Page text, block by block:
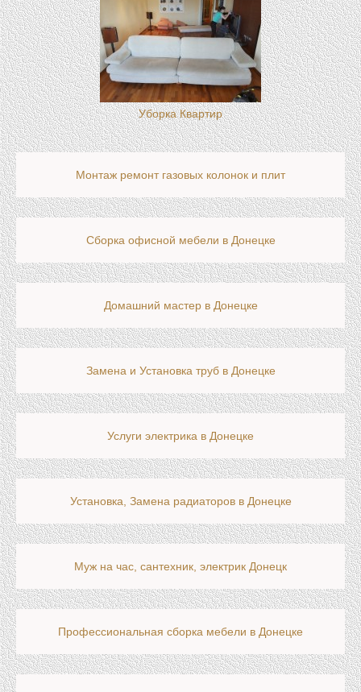
Уборка Квартир
Монтаж ремонт газовых колонок и плит
Сборка офисной мебели в Донецке
Домашний мастер в Донецке
Замена и Установка труб в Донецке
Услуги электрика в Донецке
Установка, Замена радиаторов в Донецке
Муж на час, сантехник, электрик Донецк
Профессиональная сборка мебели в Донецке